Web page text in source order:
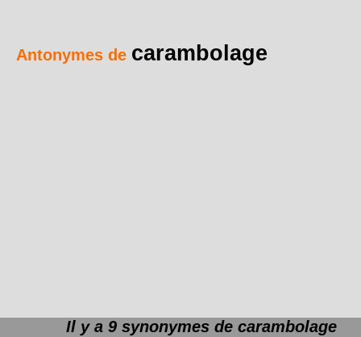
Antonymes de carambolage
Il y a 9 synonymes de carambolage